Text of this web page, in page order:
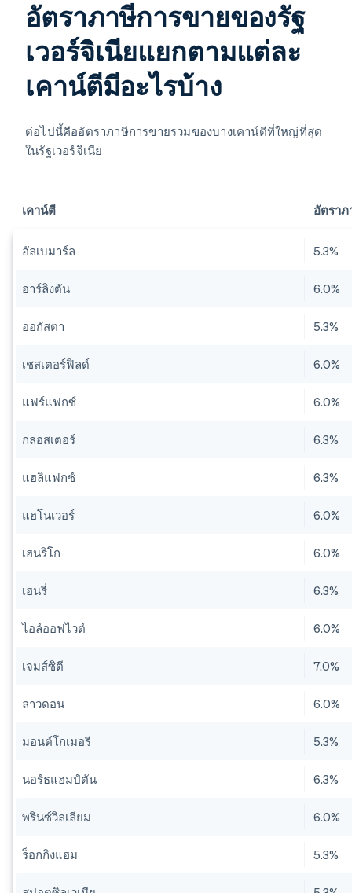
อัตราภาษีการขายของรัฐ
เวอร์จิเนียแยกตามแต่ละ
เคาน์ตีมีอะไรบ้าง
ต่อไปนี้คืออัตราภาษีการขายรวมของบางเคาน์ตีที่ใหญ่ที่สุด
ในรัฐเวอร์จิเนีย
เคาน์ตี อัตราภ
อัลเบมาร์ล 5.3%
อาร์ลิงตัน 6.0%
ออกัสตา 5.3%
เชสเตอร์ฟิลด์ 6.0%
แฟร์แฟกซ์ 6.0%
กลอสเตอร์ 6.3%
แฮลิแฟกซ์ 6.3%
แฮโนเวอร์ 6.0%
เฮนริโก 6.0%
เฮนรี่ 6.3%
ไอล์ออฟไวต์ 6.0%
เจมส์ซิตี 7.0%
ลาวดอน 6.0%
มอนต์โกเมอรี 5.3%
นอร์ธแฮมป์ตัน 6.3%
พรินซ์วิลเลียม 6.0%
ร็อกกิงแฮม 5.3%